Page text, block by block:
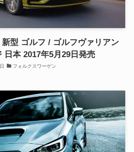
型 ゴルフ / ゴルフヴァリアン
日本 2017年5月29日発売
フォルクスワーゲン